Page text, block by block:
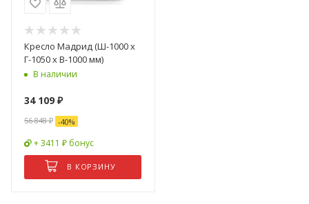
Кресло Мадрид (Ш-1000 х
Г-1050 х В-1000 мм)
В наличии
34 109 ₽
56 848₽ -40%
+ 3411 ₽ бонус
В КОРЗИНУ